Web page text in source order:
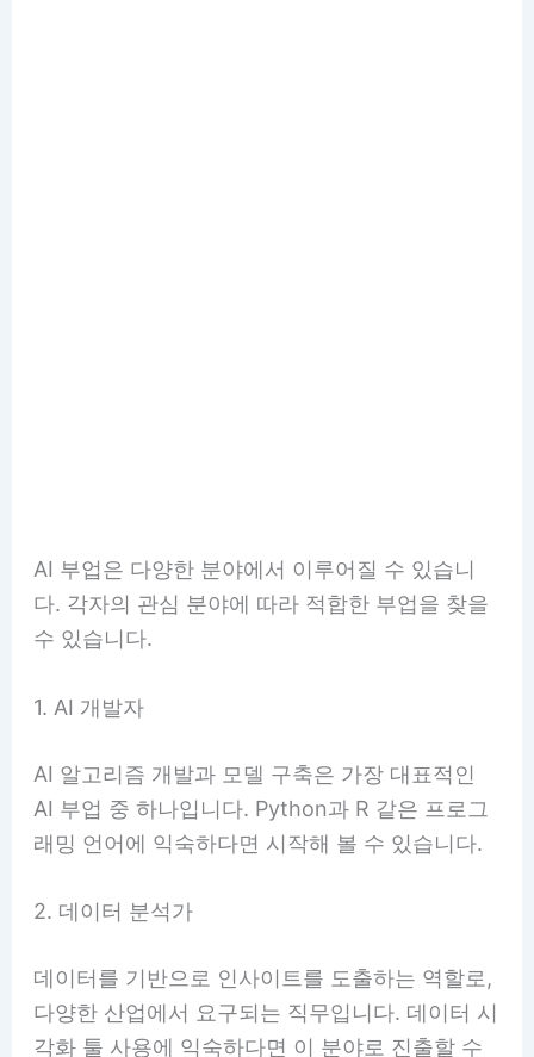
AI 부업은 다양한 분야에서 이루어질 수 있습니
다. 각자의 관심 분야에 따라 적합한 부업을 찾을
수 있습니다.
1. AI 개발자
AI 알고리즘 개발과 모델 구축은 가장 대표적인
AI 부업 중 하나입니다. Python과 R 같은 프로그
래밍 언어에 익숙하다면 시작해 볼 수 있습니다.
2. 데이터 분석가
데이터를 기반으로 인사이트를 도출하는 역할로,
다양한 산업에서 요구되는 직무입니다. 데이터 시
각화 툴 사용에 익숙하다면 이 분야로 진출할 수